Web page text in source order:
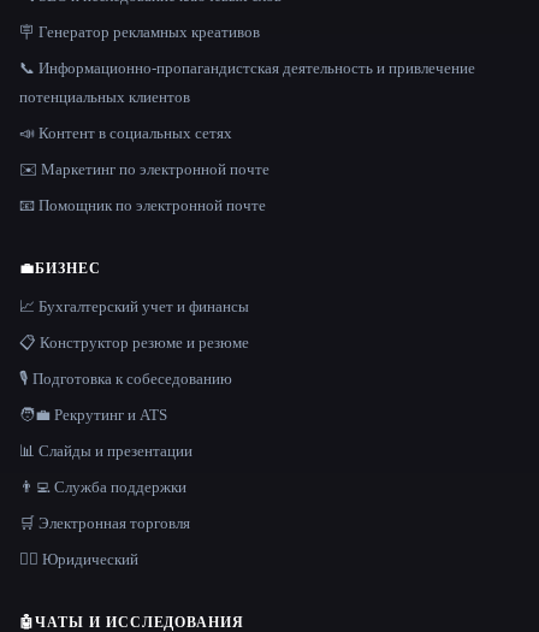
🪧 Генератор рекламных креативов
📞 Информационно-пропагандистская деятельность и привлечение
потенциальных клиентов
📣 Контент в социальных сетях
✉️ Маркетинг по электронной почте
📧 Помощник по электронной почте
💼БИЗНЕС
📈 Бухгалтерский учет и финансы
📋 Конструктор резюме и резюме
🎙️ Подготовка к собеседованию
🧑‍💼 Рекрутинг и ATS
📊 Слайды и презентации
👨‍💻 Служба поддержки
🛒 Электронная торговля
👩‍⚖️ Юридический
🤖ЧАТЫ И ИССЛЕДОВАНИЯ